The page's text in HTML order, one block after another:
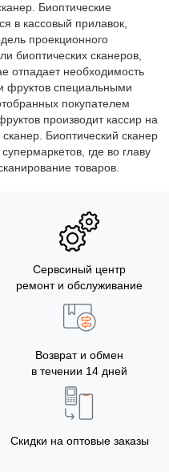
Биоптические
в кассовый прилавок,
проекционного
биоптических сканеров,
отпадает необходимость
фруктов специальными
покупателем
производит кассир на
Биоптический сканер
где во главу
товаров.
Сервсиный центр
ремонт и обслуживание
Возврат и обмен
в течении 14 дней
Скидки на оптовые заказы